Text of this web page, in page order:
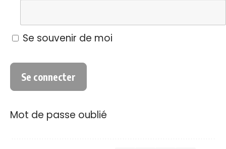
Se souvenir de moi
Mot de passe oublié